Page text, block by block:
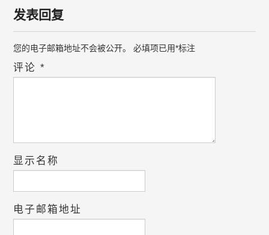
发表回复
您的电子邮箱地址不会被公开。 必填项已用*标注
评论*
显示名称
电子邮箱地址